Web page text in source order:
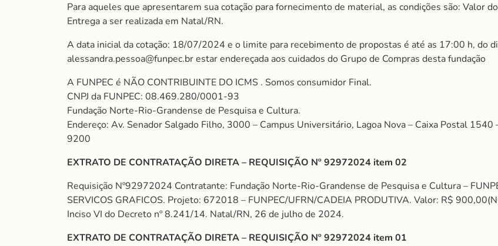
Para aqueles que apresentarem sua cotação para fornecimento de material, as condições são: Valor
Entrega a ser realizada em Natal/RN.
A data inicial da cotação: 18/07/2024 e o limite para recebimento de propostas é até as 17:00 h, do
alessandra.pessoa@funpec.br estar endereçada aos cuidados do Grupo de Compras desta fundação
A FUNPEC é NÃO CONTRIBUINTE DO ICMS . Somos consumidor Final.
CNPJ da FUNPEC: 08.469.280/0001-93
Fundação Norte-Rio-Grandense de Pesquisa e Cultura.
Endereço: Av. Senador Salgado Filho, 3000 – Campus Universitário, Lagoa Nova – Caixa Postal
9200
EXTRATO DE CONTRATAÇÃO DIRETA – REQUISIÇÃO Nº 92972024 item 02
Requisição Nº92972024 Contratante: Fundação Norte-Rio-Grandense de Pesquisa e Cultura –
SERVICOS GRAFICOS. Projeto: 672018 – FUNPEC/UFRN/CADEIA PRODUTIVA. Valor: R$
Inciso VI do Decreto nº 8.241/14. Natal/RN, 26 de julho de 2024.
EXTRATO DE CONTRATAÇÃO DIRETA – REQUISIÇÃO Nº 92972024 item 01